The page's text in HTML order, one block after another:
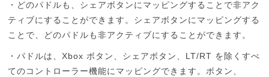
・どのパドルも、シェアボタンにマッピングすることで非アク
ティブにすることができます。シェアボタンにマッピングする
ことで、どのパドルも非アクティブにすることができます。
・パドルは、Xboxボタン、シェアボタン、 LT/RT を除くすべ
てのコントローラー機能にマッピングできます。ボタン、